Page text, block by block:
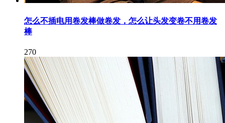
怎么不插电用卷发棒做卷发，怎么让头发变卷不用卷发
棒
270